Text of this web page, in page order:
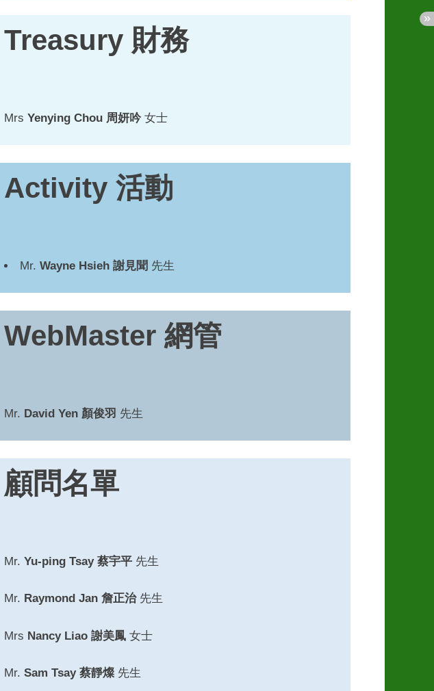
Treasury 財務
Mrs Yenying Chou 周妍吟女士
Activity 活動
Mr. Wayne Hsieh 謝見聞 先生
WebMaster 網管
Mr. David Yen 顏俊羽 先生
顧問名單
Mr. Yu-ping Tsay 蔡宇平 先生
Mr. Raymond Jan 詹正治先生
Mrs Nancy Liao 謝美鳳 女士
Mr. Sam Tsay 蔡靜燦 先生